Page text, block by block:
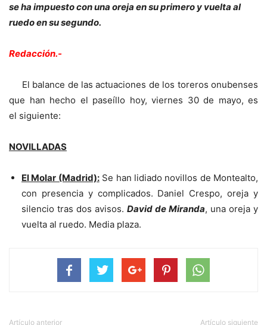
se ha impuesto con una oreja en su primero y vuelta al
ruedo en su segundo.
Redacción.-
El balance de las actuaciones de los toreros onubenses
que han hecho el paseíllo hoy, viernes 30 de mayo, es
el siguiente:
NOVILLADAS
El Molar (Madrid):Se han lidiado novillos de Montealto,
con presencia y complicados. Daniel Crespo, oreja y
silencio tras dos avisos. David de Miranda, una oreja y
vuelta al ruedo. Media plaza.
Artículo anterior Artículo siguiente